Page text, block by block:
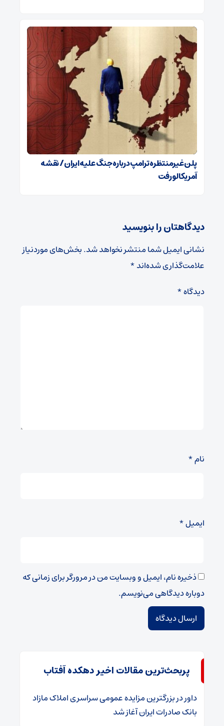
پلن غیرمنتظره ترامپ درباره جنگ علیه ایران / نقشه
آمریکا لو رفت
دیدگاهتان را بنویسید
نشانی ایمیل شما منتشر نخواهد شد.بخش‌های موردنیاز
علامت‌گذاری شده‌اند*
دیدگاه*
نام*
ایمیل*
ذخیره نام، ایمیل و وبسایت من در مرورگر برای زمانی که
دوباره دیدگاهی می‌نویسم.
پربحث‌ترین مقالات اخیر دهکده آفتاب
داوردر​بزرگترین مزایده عمومی سراسری املاک مازاد
بانک صادرات ایران آغاز شد